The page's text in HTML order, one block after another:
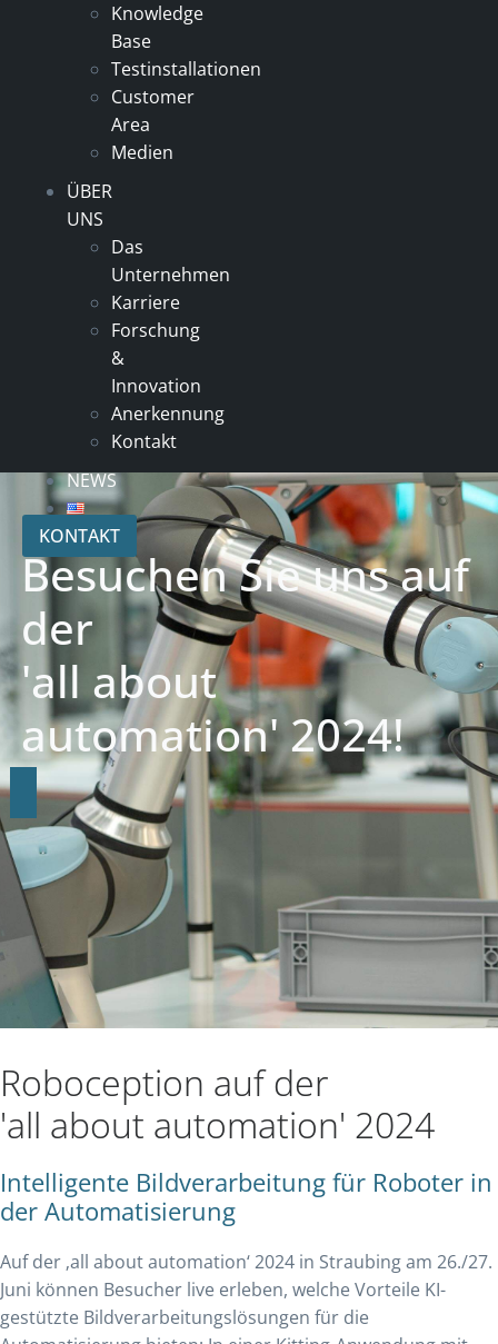
Knowledge
Base
Testinstallationen
Customer
Area
Medien
ÜBER
UNS
Das
Unternehmen
Karriere
Forschung
&
Innovation
Anerkennung
Kontakt
NEWS
KONTAKT
Besuchen Sie uns auf
der
'all about
automation' 2024!
Roboception auf der
'all about automation' 2024
Intelligente Bildverarbeitung für Roboter in
der Automatisierung
Auf der ‚all about automation‘ 2024 in Straubing am 26./27.
Juni können Besucher live erleben, welche Vorteile KI-
gestützte Bildverarbeitungslösungen für die